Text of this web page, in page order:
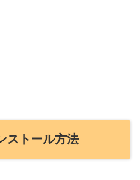
ストール方法